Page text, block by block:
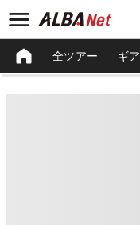
全ツアー ギア